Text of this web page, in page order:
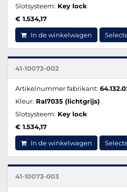
Slotsysteem: Key lock
€ 1.534,17
In de winkelwagen
41-10073-002
Artikelnummer fabrikant:
Kleur: Ral7035 (lichtgrijs)
Slotsysteem: Key lock
€ 1.534,17
In de winkelwagen
41-10073-003